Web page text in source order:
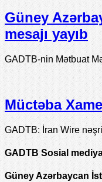
Güney
mesajı yayıb
GADTB-nin Mətbuat
Müctəba
GADTB: İran Wire
GADTB Sosial
Güney Azərbaycan